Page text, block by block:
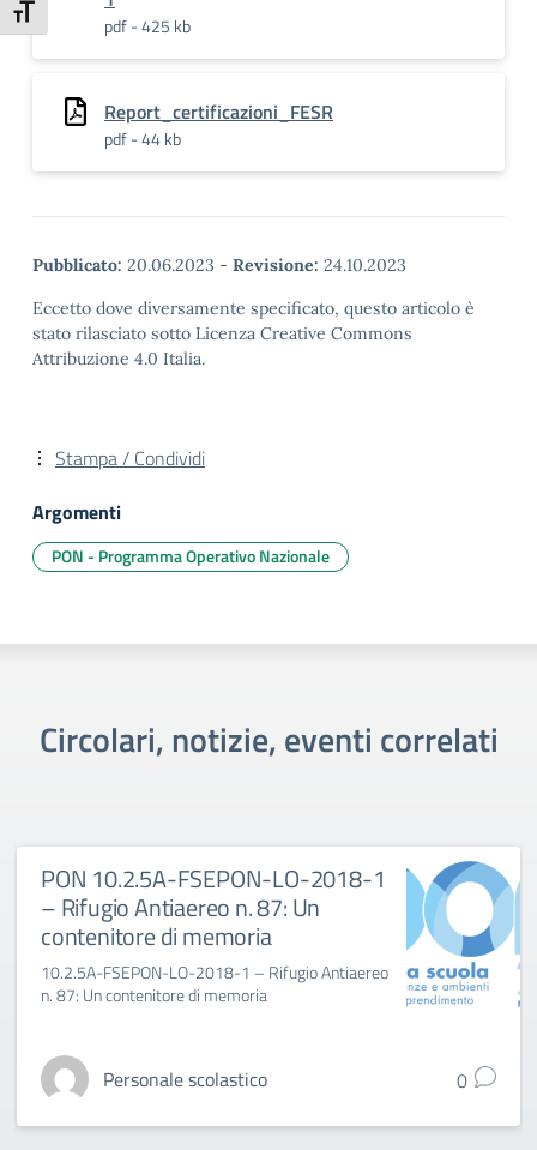
Attiva/disattiva dimensione testo
pdf - 425 kb
Report_certificazioni_FESR
pdf - 44 kb
Pubblicato: 20.06.2023 - Revisione: 24.10.2023
Eccetto dove diversamente specificato, questo articolo è
stato rilasciato sotto Licenza Creative Commons
Attribuzione 4.0 Italia.
Stampa / Condividi
Argomenti
PON - Programma Operativo Nazionale
Circolari, notizie, eventi correlati
PON 10.2.5A-FSEPON-LO-2018-1
– Rifugio Antiaereo n. 87: Un
contenitore di memoria
10.2.5A-FSEPON-LO-2018-1 – Rifugio Antiaereo
n. 87: Un contenitore di memoria
Personale scolastico 0